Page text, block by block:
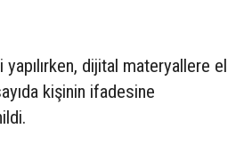
dijital materyallere el
kişinin ifadesine